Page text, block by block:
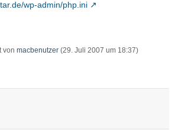
wp-admin/php.ini
von macbenutzer (29. Juli 2007 um 18:37)